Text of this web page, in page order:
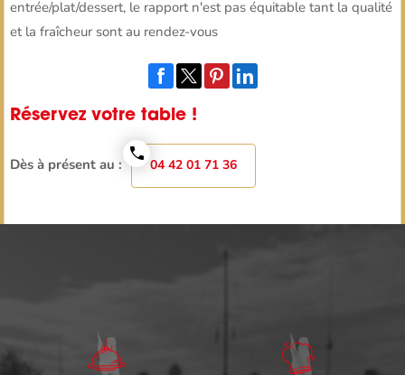
entrée/plat/dessert, le rapport n'est pas équitable tant la qualité
et la fraîcheur sont au rendez-vous
Réservez votre table !
Dès à présent au : 04 42 01 71 36